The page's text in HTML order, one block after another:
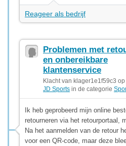
Reageer als bedrijf
Problemen met
en onbereikbare
klantenservice
Klacht van klager1e1f59c3
JD Sports in de categorie
Ik heb geprobeerd mijn online
retourneren via het retourportaal,
Na het aanmelden van de retour
voor een QR-code, maar deze